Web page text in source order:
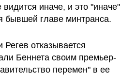
иначе, и это "иначе"
бывшей главе минтранса.
отказывается
Беннета своим премьер-
перемен" в ее